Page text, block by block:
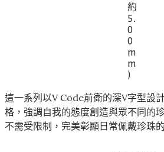
約
5.
0
0
m
m
)
這一系列以V Code前衛的深V字型設
格，強調自我的態度創造與眾不同的
不需受限制，完美彰顯日常佩戴珍珠